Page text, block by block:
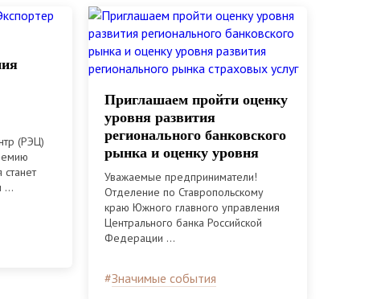
(РЭЦ)
...
Приглашаем пройти оценку
уровня развития
регионального банковского
рынка и оценку уровня
развития регионального
рынка страховых услуг
Уважаемые предприниматели!
Отделение по Ставропольскому
краю Южного главного управления
Центрального банка Российской
Федерации ...
#Значимые события